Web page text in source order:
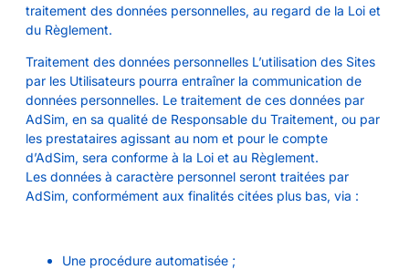
traitement des données personnelles, au regard de la Loi et
du Règlement.
Traitement des données personnelles L’utilisation des Sites
par les Utilisateurs pourra entraîner la communication de
données personnelles. Le traitement de ces données par
AdSim, en sa qualité de Responsable du Traitement, ou par
les prestataires agissant au nom et pour le compte
d’AdSim, sera conforme à la Loi et au Règlement.
Les données à caractère personnel seront traitées par
AdSim, conformément aux finalités citées plus bas, via :
Une procédure automatisée ;